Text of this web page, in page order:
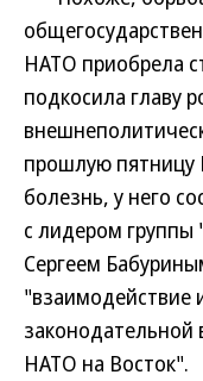
НАТО приобрела
подкосила главу
прошлую пятницу
болезнь, у него
с лидером
Сергеем
"взаимодействие
законодательной
НАТО на Восток".